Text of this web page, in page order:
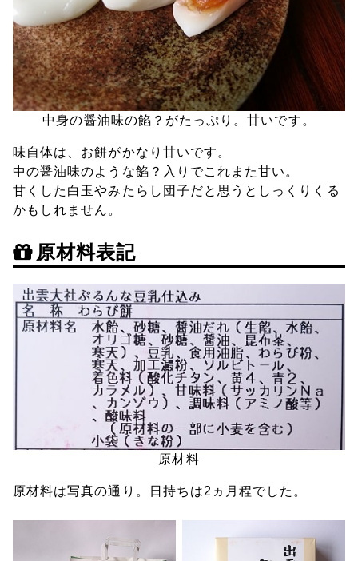
中身の醤油味の餡？がたっぷり。甘いです。
味自体は、お餅がかなり甘いです。
中の醤油味のような餡？入りでこれまた甘い。
甘くした白玉やみたらし団子だと思うとしっくりくる
かもしれません。
原材料表記
原材料
原材料は写真の通り。日持ちは2ヵ月程でした。